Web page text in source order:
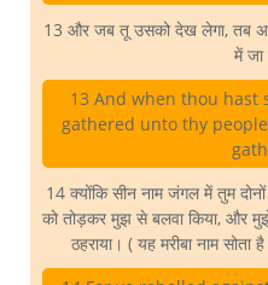
13 और जब तू उसको देख लेगा, तब
में जा
13 And when thou hast
gathered unto thy
14 क्योंकि सीन नाम जंगल में तुम
को तोड़कर मुझ से बलवा किया, और
ठहराया। ( यह मरीबा नाम